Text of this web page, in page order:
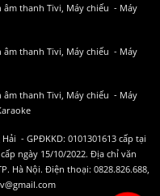
âm thanh Tivi, Máy chiếu - Máy
âm thanh Tivi, Máy chiếu - Máy
âm thanh Tivi, Máy chiếu - Máy
- GPĐKKD: 0101301613 cấp tại
ngày 15/10/2022. Địa chỉ văn
Hà Nội. Điện thoại: 0828.826.688,